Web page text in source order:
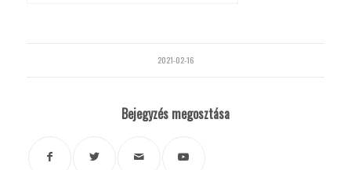
2021-02-16
Bejegyzés megosztása